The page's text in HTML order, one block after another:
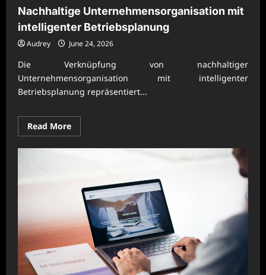
Nachhaltige Unternehmensorganisation mit
intelligenter Betriebsplanung
Audrey June 24, 2026
Die Verknüpfung von nachhaltiger
Unternehmensorganisation mit intelligenter
Betriebsplanung repräsentiert...
Read MoreRead
more
Nachhaltige
Betriebsplanung